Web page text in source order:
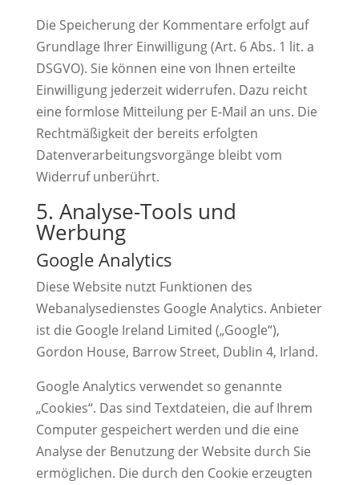
Die Speicherung der Kommentare erfolgt auf
Grundlage Ihrer Einwilligung (Art. 6 Abs. 1 lit. a
DSGVO). Sie können eine von Ihnen erteilte
Einwilligung jederzeit widerrufen. Dazu reicht
eine formlose Mitteilung per E-Mail an uns. Die
Rechtmäßigkeit der bereits erfolgten
Datenverarbeitungsvorgänge bleibt vom
Widerruf unberührt.
5. Analyse-Tools und
Werbung
Google Analytics
Diese Website nutzt Funktionen des
Webanalysedienstes Google Analytics. Anbieter
ist die Google Ireland Limited („Google“),
Gordon House, Barrow Street, Dublin 4, Irland.
Google Analytics verwendet so genannte
„Cookies“. Das sind Textdateien, die auf Ihrem
Computer gespeichert werden und die eine
Analyse der Benutzung der Website durch Sie
ermöglichen. Die durch den Cookie erzeugten